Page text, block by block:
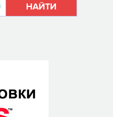
НАЙТИ